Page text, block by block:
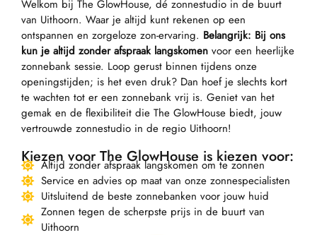
Welkom bij The GlowHouse, dé zonnestudio in de buurt
van Uithoorn. Waar je altijd kunt rekenen op een
ontspannen en zorgeloze zon-ervaring. Belangrijk: Bij ons
kun je altijd zonder afspraak langskomen voor een heerlijke
zonnebank sessie. Loop gerust binnen tijdens onze
openingstijden; is het even druk? Dan hoef je slechts kort
te wachten tot er een zonnebank vrij is. Geniet van het
gemak en de flexibiliteit die The GlowHouse biedt, jouw
vertrouwde zonnestudio in de regio Uithoorn!
Kiezen voor The GlowHouse is kiezen voor:
Altijd zonder afspraak langskomen om te zonnen
Service en advies op maat van onze zonnespecialisten
Uitsluitend de beste zonnebanken voor jouw huid
Zonnen tegen de scherpste prijs in de buurt van
Uithoorn